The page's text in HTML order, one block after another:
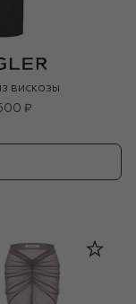
вискозы
500 ₽